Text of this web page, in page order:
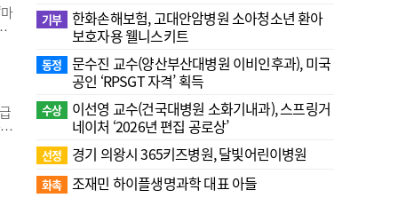
지침·기준·평가 약제급여 심사 결과
기부 한화손해보험, 고대안암병원 소아청소년 환아
보호자용 웰니스키트
동정
문수진 교수( 양산부산대병원 이비인후과), 미국
공인 ‘RPSGT 자격’ 획득
수상
이선영 교수(건국대병원 소화기내과), 스프링거
네이처 ‘2026년 편집 공로상’
선정 경기 의왕시 365키즈병원, 달빛어린이병원
화촉 조재민 하이플생명과학 대표 아들